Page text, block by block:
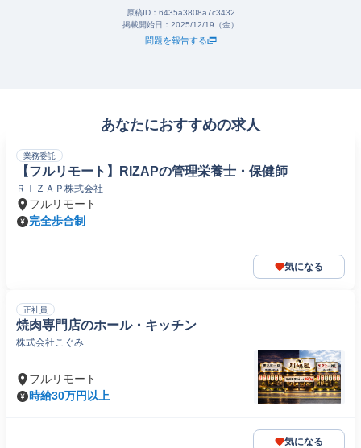
原稿ID： 6435a3808a7c3432
掲載開始日： 2025/12/19（金）
問題を報告する
あなたにおすすめの求人
業務委託
【フルリモート】RIZAPの管理栄養士・保健師
ＲＩＺＡＰ株式会社
フルリモート
完全歩合制
気になる
正社員
焼肉専門店のホール・キッチン
株式会社こぐみ
フルリモート
時給30万円以上
気になる